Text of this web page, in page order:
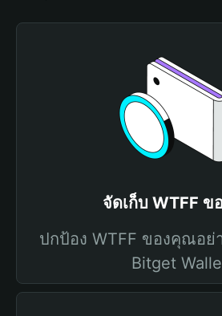
จัดเก็บ WTFF
ปกป้อง WTFF ของคุณอย่
Bitget